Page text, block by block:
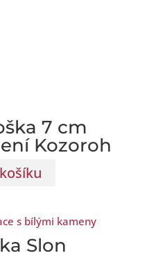
7 cm
Kozoroh
Slon